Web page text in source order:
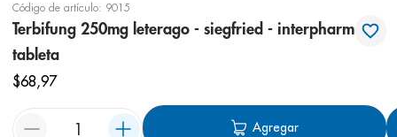
Código de artículo: 9015
Terbifung 250mg leterago - siegfried - interpharm
tableta
$68,97
Agregar
1.
2. pañales
3.
4. cerave